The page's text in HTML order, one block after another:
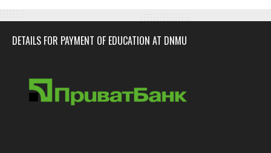
DETAILS FOR PAYMENT OF EDUCATION AT DNMU